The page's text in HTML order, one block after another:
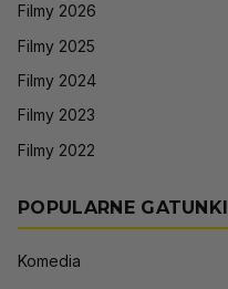
Filmy 2026
Filmy 2025
Filmy 2024
Filmy 2023
Filmy 2022
POPULARNE GATUNKI
Komedia